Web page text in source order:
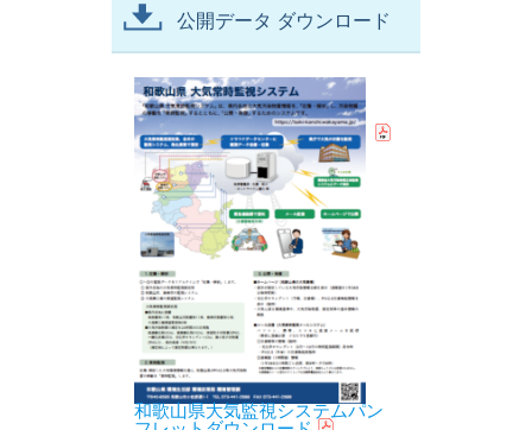
公開データ ダウンロード
和歌山県大気監視システムパン